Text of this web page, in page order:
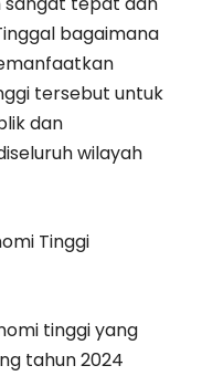
bagaimana
tersebut untuk
dan
wilayah
Tinggi
tinggi yang
tahun 2024